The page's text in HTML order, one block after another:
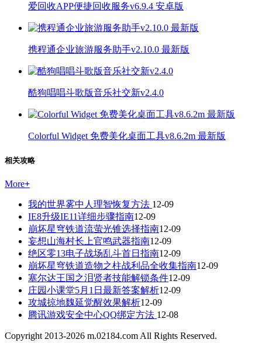
爱回收APP便捷回收服务v6.9.4 安卓版
携程通企业旅游服务助手v2.10.0 最新版
酷狗唱唱斗歌版音乐社交新v2.4.0
Colorful Widget 免费美化桌面工具v8.6.2m 最新版
相关攻略
More+
我的世界雾中人理智恢复方法 12-09
IE8升级IE11详细步骤指南12-09
崩坏星穹铁道流萤光锥选择指南12-09
妄想山海村长上官鸣武器指南12-09
绝区零13电子战场乱斗首日指南12-09
崩坏星穹铁道造物之柱战利品全收集指南12-09
塞尔达王国之泪贤者技能解锁条件12-09
庄园小课堂5月1日最新答案解析12-09
攻城掠地魏延觉醒效果解析12-09
腾讯游戏安全中心QQ绑定方法 12-08
Copyright 2013-2026 m.02184.com All Rights Reserved.